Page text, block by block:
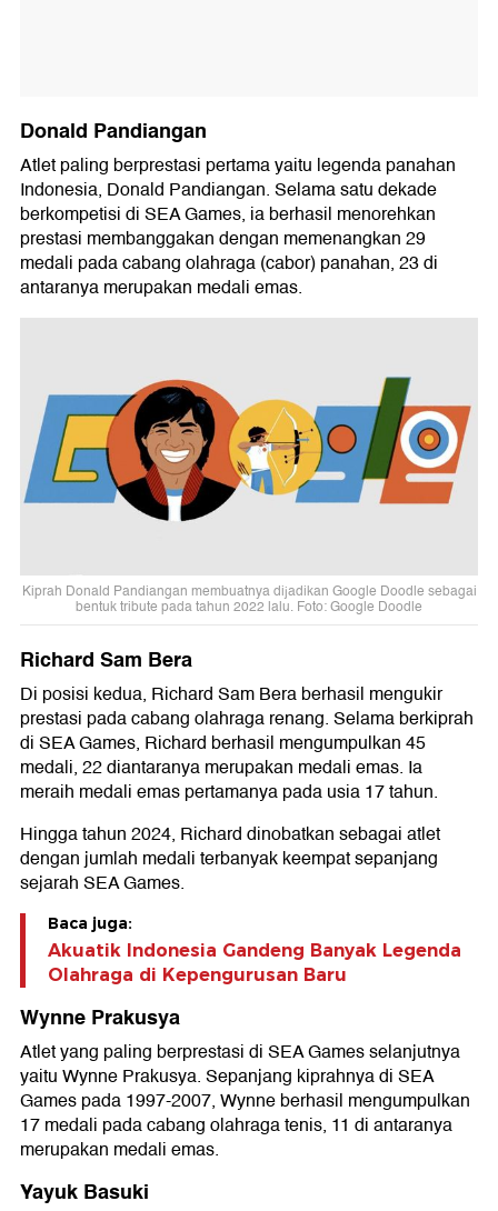
Donald Pandiangan
Atlet paling berprestasi pertama yaitu legenda panahan
Indonesia, Donald Pandiangan. Selama satu dekade
berkompetisi di SEA Games, ia berhasil menorehkan
prestasi membanggakan dengan memenangkan 29
medali pada cabang olahraga (cabor) panahan, 23 di
antaranya merupakan medali emas.
Kiprah Donald Pandiangan membuatnya dijadikan Google Doodle sebagai
bentuk tribute pada tahun 2022 lalu. Foto: Google Doodle
Richard Sam Bera
Di posisi kedua, Richard Sam Bera berhasil mengukir
prestasi pada cabang olahraga renang. Selama berkiprah
di SEA Games, Richard berhasil mengumpulkan 45
medali, 22 diantaranya merupakan medali emas. Ia
meraih medali emas pertamanya pada usia 17 tahun.
Hingga tahun 2024, Richard dinobatkan sebagai atlet
dengan jumlah medali terbanyak keempat sepanjang
sejarah SEA Games.
Baca juga:
Akuatik Indonesia Gandeng Banyak Legenda
Olahraga di Kepengurusan Baru
Wynne Prakusya
Atlet yang paling berprestasi di SEA Games selanjutnya
yaitu Wynne Prakusya. Sepanjang kiprahnya di SEA
Games pada 1997-2007, Wynne berhasil mengumpulkan
17 medali pada cabang olahraga tenis, 11 di antaranya
merupakan medali emas.
Yayuk Basuki